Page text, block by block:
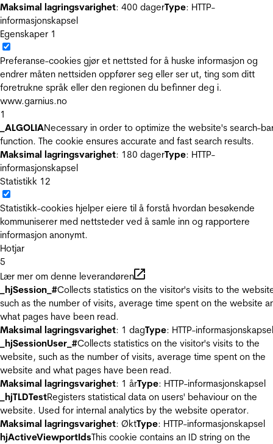
Maksimal lagringsvarighet: 400 dagerType: HTTP-
informasjonskapsel
Egenskaper 1
Preferanse-cookies gjør et nettsted for å huske informasjon og
endrer måten nettsiden oppfører seg eller ser ut, ting som ditt
foretrukne språk eller den regionen du befinner deg i.
www.garnius.no
1
_ALGOLIANecessary in order to optimize the website's search-
function. The cookie ensures accurate and fast search results.
Maksimal lagringsvarighet: 180 dagerType: HTTP-
informasjonskapsel
Statistikk 12
Statistikk-cookies hjelper eiere til å forstå hvordan besøkende
kommuniserer med nettsteder ved å samle inn og rapportere
informasjon anonymt.
Hotjar
5
Lær mer om denne leverandøren
_hjSession_#Collects statistics on the visitor's visits to the
such as the number of visits, average time spent on the website
what pages have been read.
Maksimal lagringsvarighet: 1 dagType: HTTP-informasjonskapsel
_hjSessionUser_#Collects statistics on the visitor's visits to the
website, such as the number of visits, average time spent on the
website and what pages have been read.
Maksimal lagringsvarighet: 1 årType: HTTP-informasjonskapsel
_hjTLDTestRegisters statistical data on users' behaviour on the
website. Used for internal analytics by the website operator.
Maksimal lagringsvarighet: ØktType: HTTP-informasjonskapsel
hjActiveViewportIdsThis cookie contains an ID string on the